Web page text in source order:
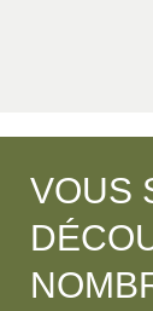
VOUS